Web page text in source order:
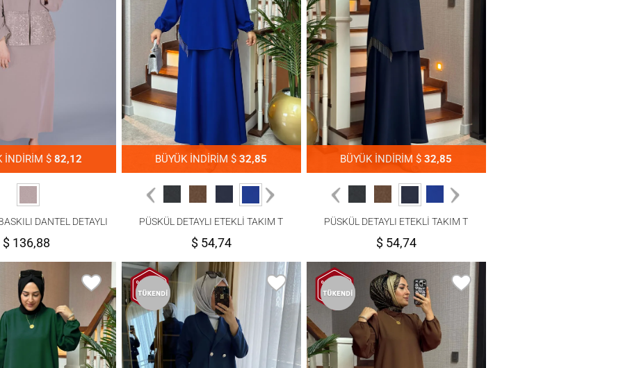
İNDİRİM $82,12
DANTEL DETAYLI
TAKIM T 30056
$ 136,88
BÜYÜK İNDİRİM $32,85
PÜSKÜL DETAYLI ETEKLİ TAKIM T
1203
$ 54,74
BÜYÜK İNDİRİM $32,85
PÜSKÜL DETAYLI ETEKLİ TAKIM T
$ 54,74